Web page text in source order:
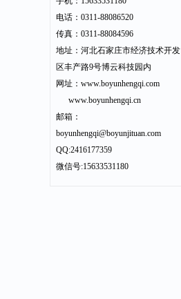
电话：0311-88086520
传真：0311-88084596
地址：河北石家庄市经济技术开发
区丰产路9号博云科技园内
网址：www.boyunhengqi.com
www.boyunhengqi.cn
邮箱：
boyunhengqi@boyunjituan.com
QQ:2416177359
微信号:15633531180